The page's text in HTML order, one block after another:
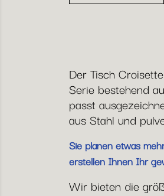
Der Tisch
Serie bestehend
passt
aus Stahl und
Sie planen etwas
erstellen Ihnen Ihr
Wir bieten die